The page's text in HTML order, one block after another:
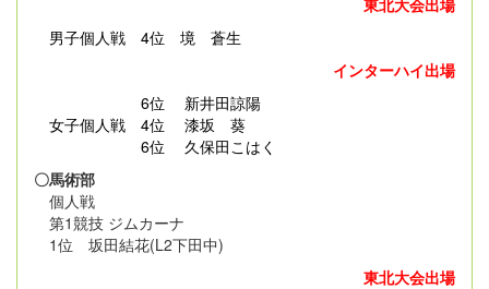
男子個人戦 4位 境 蒼生
インターハイ出場
6位 新井田諒陽
女子個人戦 4位 漆坂 葵
6位 久保田こはく
〇馬術部
個人戦
第1競技 ジムカーナ
1位 坂田結花(L2下田中)
東北大会出場